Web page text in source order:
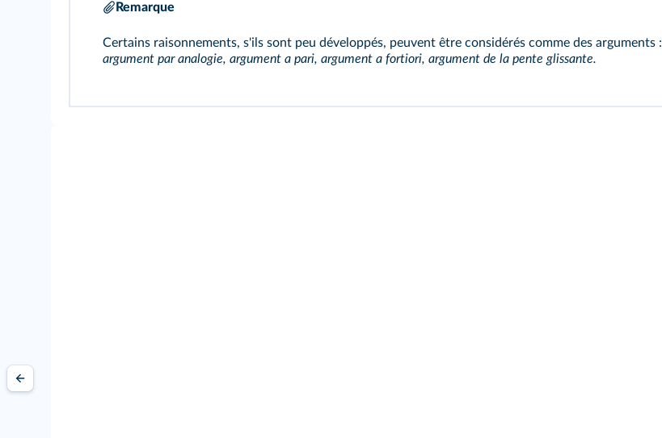
Remarque
Certains raisonnements, s'ils sont peu développés, peuvent être considérés comme des arguments :
argument par analogie, argument a pari, argument a fortiori, argument de la pente glissante.